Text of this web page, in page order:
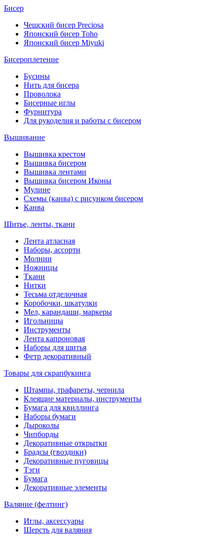
Бисер
Чешский бисер Preciosa
Японский бисер Toho
Японский бисер Miyuki
Бисероплетение
Бусины
Нить для бисера
Проволока
Бисерные иглы
Фурнитура
Для рукоделия и работы с бисером
Вышивание
Вышивка крестом
Вышивка бисером
Вышивка лентами
Вышивка бисером Иконы
Мулине
Схемы (канва) с рисунком бисером
Канва
Шитье, ленты, ткани
Лента атласная
Наборы, ассорти
Молнии
Ножницы
Ткани
Нитки
Тесьма отделочная
Коробочки, шкатулки
Мел, карандаши, маркеры
Игольницы
Инструменты
Лента капроновая
Наборы для шитья
Фетр декоративный
Товары для скрапбукинга
Штампы, трафареты, чернила
Клеящие материалы, инструменты
Бумага для квиллинга
Наборы бумаги
Дыроколы
Чипборды
Декоративные открытки
Брадсы (гвоздики)
Декоративные пуговицы
Тэги
Бумага
Декоративные элементы
Валяние (фелтинг)
Иглы, аксессуары
Шерсть для валяния